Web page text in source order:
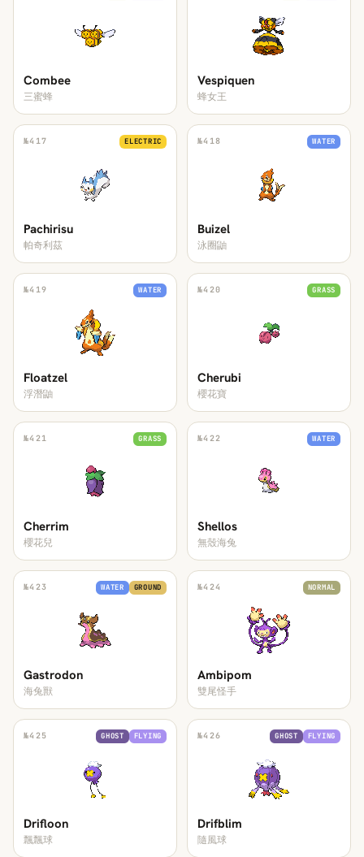
Combee
三蜜蜂
Vespiquen
蜂女王
№417 ELECTRIC
Pachirisu
帕奇利茲
№418 WATER
Buizel
泳圈鼬
№419 WATER
Floatzel
浮潛鼬
№420 GRASS
Cherubi
櫻花寶
№421 GRASS
Cherrim
櫻花兒
№422 WATER
Shellos
無殼海兔
№423 WATER GROUND
Gastrodon
海兔獸
№424 NORMAL
Ambipom
雙尾怪手
№425 GHOST FLYING
Drifloon
飄飄球
№426 GHOST FLYING
Drifblim
隨風球